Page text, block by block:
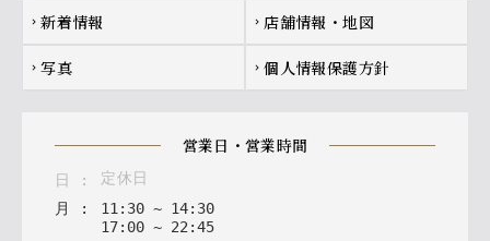
chevron_right 新着情報 chevron_right 店舗情報・地図
chevron_right 写真 chevron_right 個人情報保護方針
営業日・営業時間
日 :
定休日
月
: 11 : 30 ~ 14: 30
17: 00 ~ 22 :45